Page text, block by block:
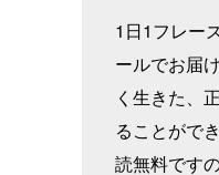
1日1フレー
ールでお届
く生きた、
ることがで
読無料です